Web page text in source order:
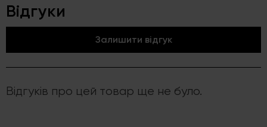
Відгуки
Залишити відгук
Відгуків про цей товар ще не було.